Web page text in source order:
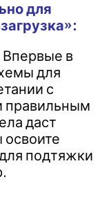
для
Впервые в
для
с
правильным
даст
освоите
подтяжки